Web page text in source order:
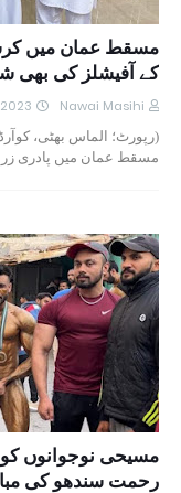
مسقط عمان میں
کے آفیشلز کی بھی
Nawai Masihi
12/29/
(رپورٹ؛ الماس بھٹی،
مسقط عمان میں پادری
مسیحی نوجوانوں کو
رحمت سندھو کی